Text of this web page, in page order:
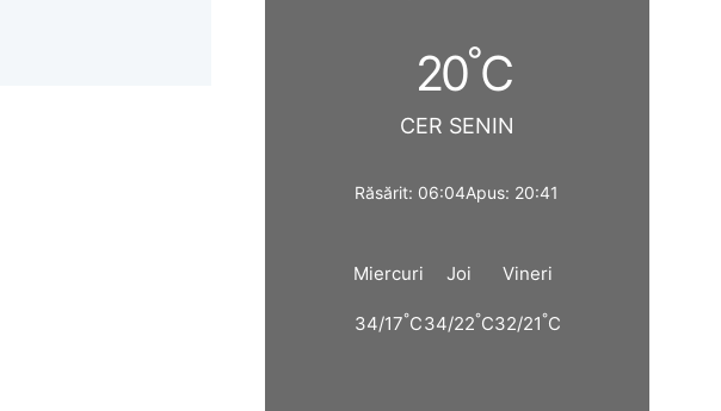
20°C
CER SENIN
Răsărit: 06:04Apus: 20:41
Miercuri
34/17°C
Joi
34/22°C
Vineri
32/21°C